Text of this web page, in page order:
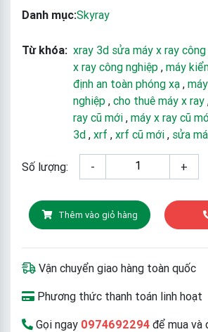
Danh mục:Skyray
Từ khóa: xray 3d sửa máy x ray
x ray công nghiệp , máy
định an toàn phóng xạ ,
nghiệp , cho thuê máy x ray
ray cũ mới , máy x ray cũ
3d , xrf , xrf cũ mới , sửa
Số lượng: - +
Thêm vào giỏ hàng
Vận chuyển giao hàng toàn quốc
Phương thức thanh toán linh hoạt
Gọi ngay 0974692294 để mua và